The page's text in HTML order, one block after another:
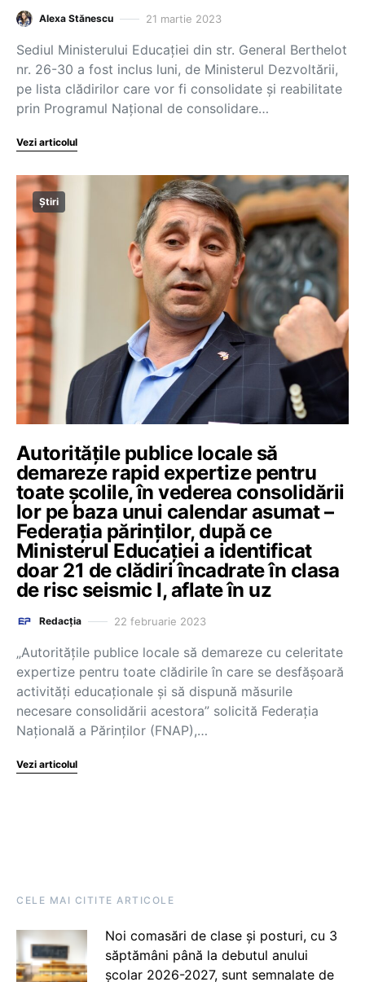
Alexa Stănescu 21 martie 2023
Sediul Ministerului Educației din str. General Berthelot
nr. 26-30 a fost inclus luni, de Ministerul Dezvoltării,
pe lista clădirilor care vor fi consolidate și reabilitate
prin Programul Naţional de consolidare…
Vezi articolul
Știri
Autoritățile publice locale să
demareze rapid expertize pentru
toate școlile, în vederea consolidării
lor pe baza unui calendar asumat –
Federația părinților, după ce
Ministerul Educației a identificat
doar 21 de clădiri încadrate în clasa
de risc seismic I, aflate în uz
Redacția 22 februarie 2023
„Autoritățile publice locale să demareze cu celeritate
expertize pentru toate clădirile în care se desfășoară
activități educaționale și să dispună măsurile
necesare consolidării acestora” solicită Federația
Națională a Părinților (FNAP),…
Vezi articolul
CELE MAI CITITE ARTICOLE
Noi comasări de clase și posturi, cu 3
săptămâni până la debutul anului
școlar 2026-2027, sunt semnalate de